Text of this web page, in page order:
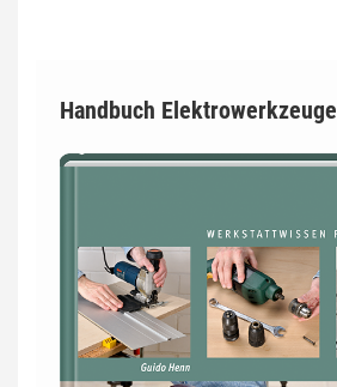
Handbuch Elektrowerkzeuge